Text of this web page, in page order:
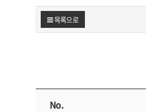
목록으로
No.